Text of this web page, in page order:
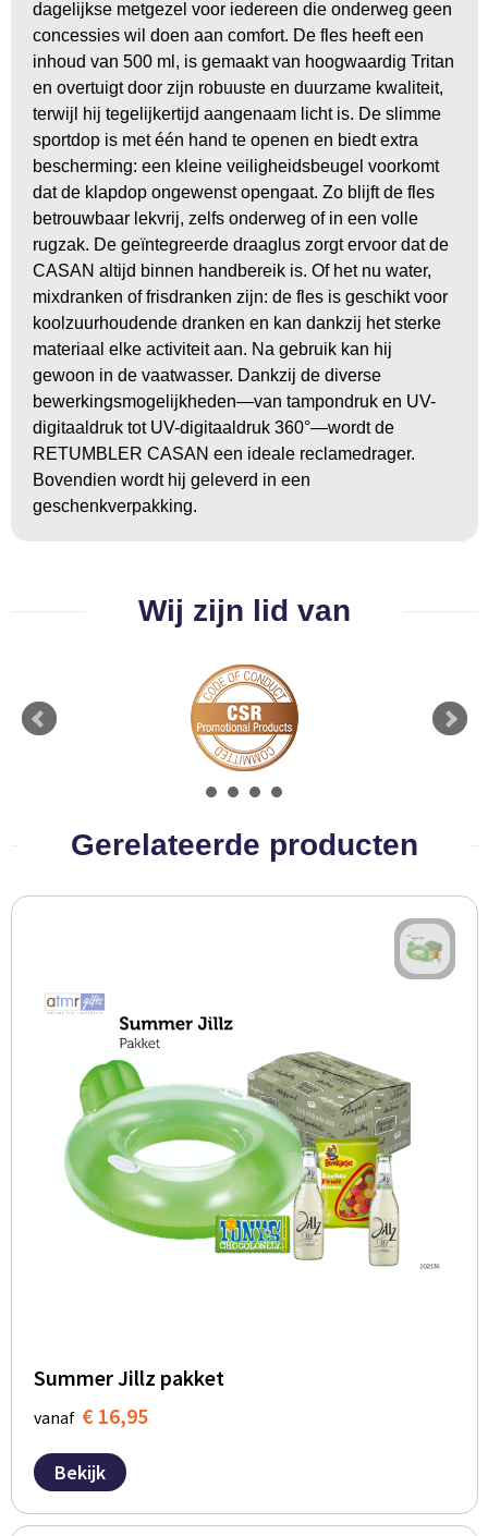
dagelijkse metgezel voor iedereen die onderweg geen
concessies wil doen aan comfort. De fles heeft een
inhoud van 500 ml, is gemaakt van hoogwaardig Tritan
en overtuigt door zijn robuuste en duurzame kwaliteit,
terwijl hij tegelijkertijd aangenaam licht is. De slimme
sportdop is met één hand te openen en biedt extra
bescherming: een kleine veiligheidsbeugel voorkomt
dat de klapdop ongewenst opengaat. Zo blijft de fles
betrouwbaar lekvrij, zelfs onderweg of in een volle
rugzak. De geïntegreerde draaglus zorgt ervoor dat de
CASAN altijd binnen handbereik is. Of het nu water,
mixdranken of frisdranken zijn: de fles is geschikt voor
koolzuurhoudende dranken en kan dankzij het sterke
materiaal elke activiteit aan. Na gebruik kan hij
gewoon in de vaatwasser. Dankzij de diverse
bewerkingsmogelijkheden—van tampondruk en UV-
digitaaldruk tot UV-digitaaldruk 360°—wordt de
RETUMBLER CASAN een ideale reclamedrager.
Bovendien wordt hij geleverd in een
geschenkverpakking.
Wij zijn lid van
Gerelateerde producten
Summer Jillz pakket
vanaf € 16,95
Bekijk